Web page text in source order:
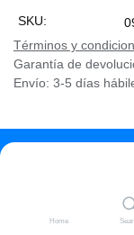
Home
SKU:
Términos y
Garantía de
Envío: 3-5 días